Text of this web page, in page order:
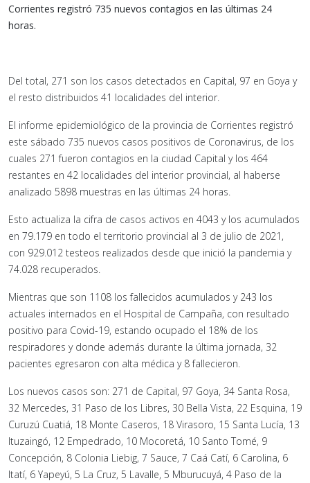
Corrientes registró 735 nuevos contagios en las últimas 24
horas.
Del total, 271 son los casos detectados en Capital, 97 en Goya y
el resto distribuidos 41 localidades del interior.
El informe epidemiológico de la provincia de Corrientes registró
este sábado 735 nuevos casos positivos de Coronavirus, de los
cuales 271 fueron contagios en la ciudad Capital y los 464
restantes en 42 localidades del interior provincial, al haberse
analizado 5898 muestras en las últimas 24 horas.
Esto actualiza la cifra de casos activos en 4043 y los acumulados
en 79.179 en todo el territorio provincial al 3 de julio de 2021,
con 929.012 testeos realizados desde que inició la pandemia y
74.028 recuperados.
Mientras que son 1108 los fallecidos acumulados y 243 los
actuales internados en el Hospital de Campaña, con resultado
positivo para Covid-19, estando ocupado el 18% de los
respiradores y donde además durante la última jornada, 32
pacientes egresaron con alta médica y 8 fallecieron.
Los nuevos casos son: 271 de Capital, 97 Goya, 34 Santa Rosa,
32 Mercedes, 31 Paso de los Libres, 30 Bella Vista, 22 Esquina, 19
Curuzú Cuatiá, 18 Monte Caseros, 18 Virasoro, 15 Santa Lucía, 13
Ituzaingó, 12 Empedrado, 10 Mocoretá, 10 Santo Tomé, 9
Concepción, 8 Colonia Liebig, 7 Sauce, 7 Caá Catí, 6 Carolina, 6
Itatí, 6 Yapeyú, 5 La Cruz, 5 Lavalle, 5 Mburucuyá, 4 Paso de la